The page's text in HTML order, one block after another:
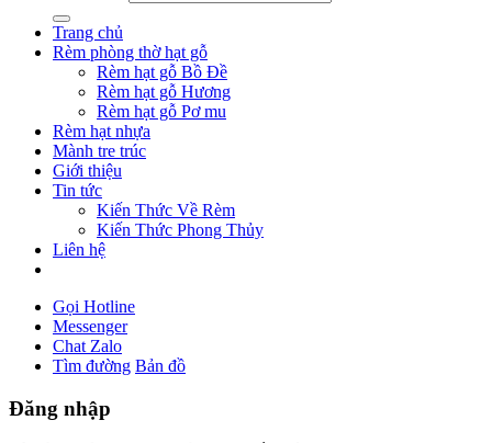
Trang chủ
Rèm phòng thờ hạt gỗ
Rèm hạt gỗ Bồ Đề
Rèm hạt gỗ Hương
Rèm hạt gỗ Pơ mu
Rèm hạt nhựa
Mành tre trúc
Giới thiệu
Tin tức
Kiến Thức Về Rèm
Kiến Thức Phong Thủy
Liên hệ
Gọi Hotline
Messenger
Chat Zalo
Tìm đường Bản đồ
Đăng nhập